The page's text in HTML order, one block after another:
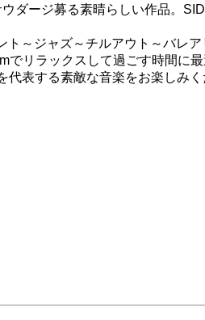
ダージ募る素晴らしい作品。
～ジャズ～チルアウト～バレ
リラックスして過ごす時間に
表する素敵な音楽をお楽しみく